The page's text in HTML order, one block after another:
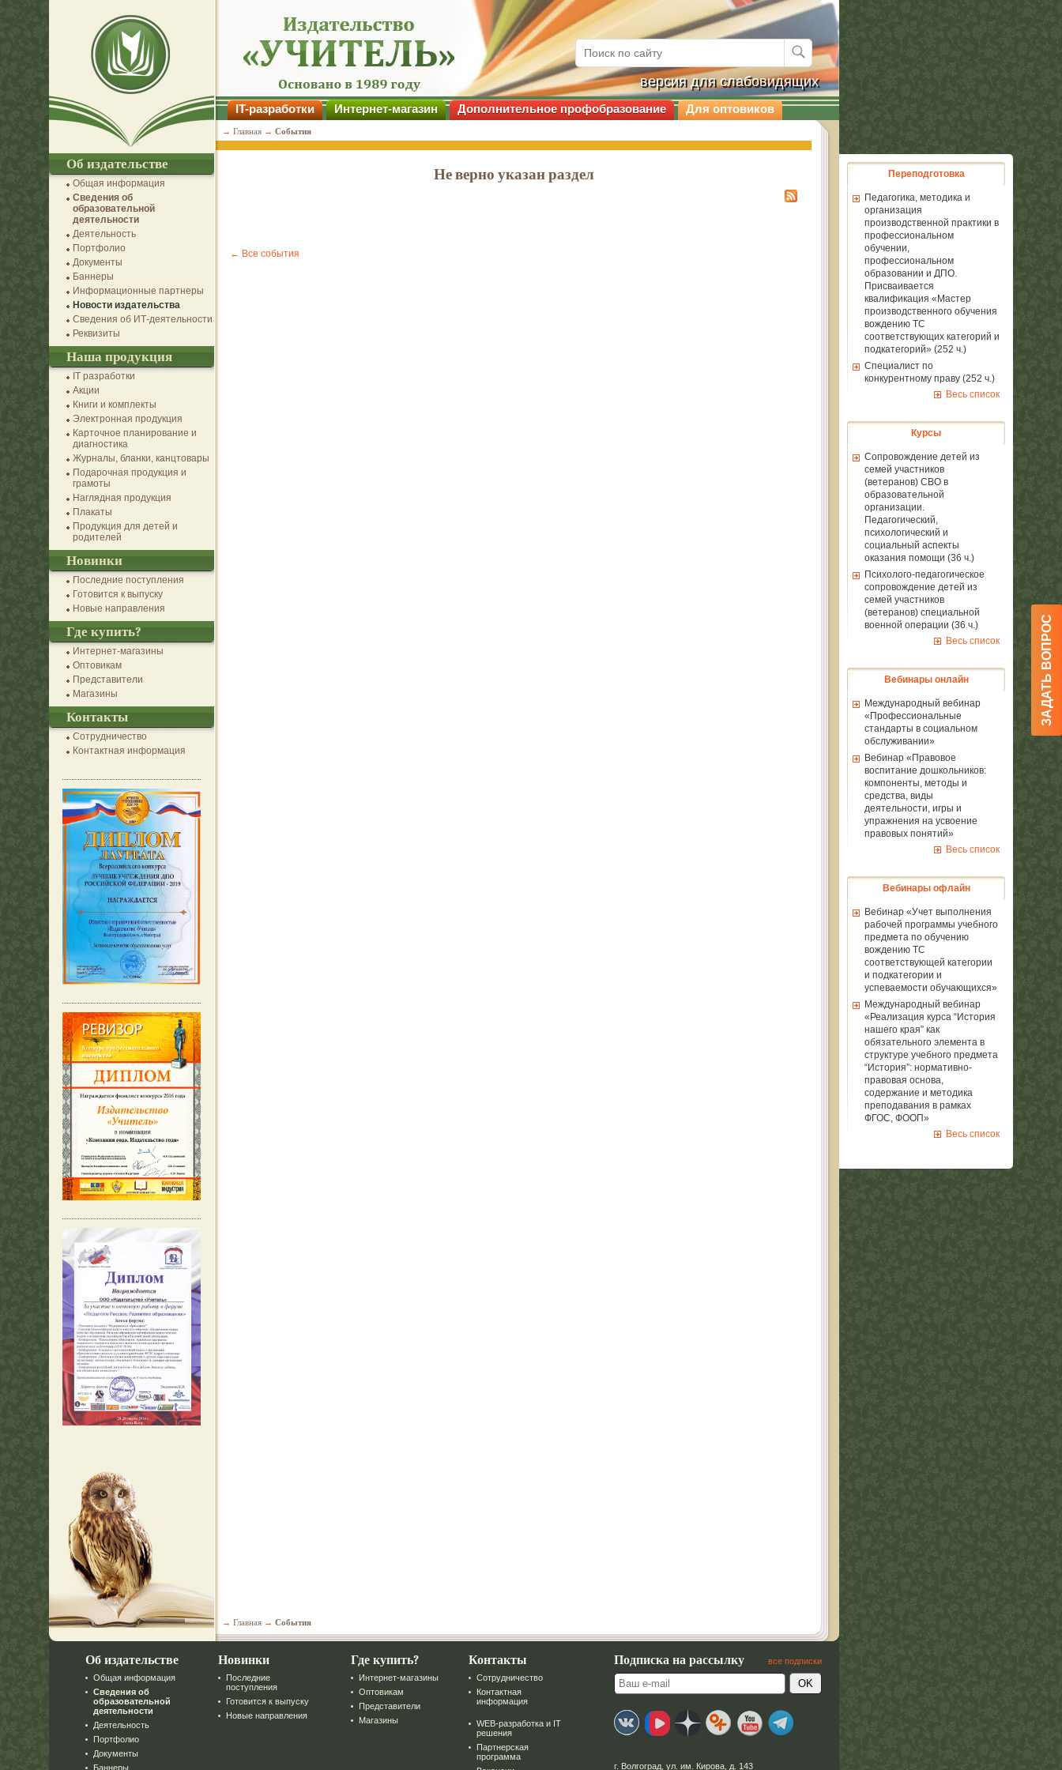
Переподготовка
Педагогика, методика и
организация
производственной практики в
профессиональном
обучении,
профессиональном
образовании и ДПО.
Присваивается
квалификация «Мастер
производственного обучения
вождению ТС
соответствующих категорий и
подкатегорий» (252 ч.)
Специалист по
конкурентному праву (252 ч.)
Весь список
Курсы
Сопровождение детей из
семей участников
(ветеранов) СВО в
образовательной
организации.
Педагогический,
психологический и
социальный аспекты
оказания помощи (36 ч.)
Психолого-педагогическое
сопровождение детей из
семей участников
(ветеранов) специальной
военной операции (36 ч.)
Весь список
Вебинары онлайн
Международный вебинар
«Профессиональные
стандарты в социальном
обслуживании»
Вебинар «Правовое
воспитание дошкольников:
компоненты, методы и
средства, виды
деятельности, игры и
упражнения на усвоение
правовых понятий»
Весь список
Вебинары офлайн
Вебинар «Учет выполнения
рабочей программы учебного
предмета по обучению
вождению ТС
соответствующей категории
и подкатегории и
успеваемости обучающихся»
Международный вебинар
«Реализация курса “История
нашего края” как
обязательного элемента в
структуре учебного предмета
“История”: нормативно-
правовая основа,
содержание и методика
преподавания в рамках
ФГОС, ФООП»
Весь список
Не верно указан раздел
← Все события
версия для слабовидящих
IT-разработки Интернет-магазин Дополнительное профобразование Для оптовиков
→ Главная → События
→ Главная → События
Об издательстве
Общая информация
Сведения об
образовательной
деятельности
Деятельность
Портфолио
Документы
Баннеры
Информационные партнеры
Новости издательства
Сведения об ИТ-деятельности
Реквизиты
Наша продукция
IT разработки
Акции
Книги и комплекты
Электронная продукция
Карточное планирование и
диагностика
Журналы, бланки, канцтовары
Подарочная продукция и
грамоты
Наглядная продукция
Плакаты
Продукция для детей и
родителей
Новинки
Последние поступления
Готовится к выпуску
Новые направления
Где купить?
Интернет-магазины
Оптовикам
Представители
Магазины
Контакты
Сотрудничество
Контактная информация
Об издательстве
Общая информация
Сведения об
образовательной
деятельности
Деятельность
Портфолио
Документы
Баннеры
Новинки
Последние
поступления
Готовится к выпуску
Новые направления
Где купить?
Интернет-магазины
Оптовикам
Представители
Магазины
Контакты
Сотрудничество
Контактная
информация
WEB-разработка и IT
решения
Партнерская
программа
Подписка на рассылку все подписки
г. Волгоград ул. им. Кирова, д. 143
ЗАДАТЬ ВОПРОС